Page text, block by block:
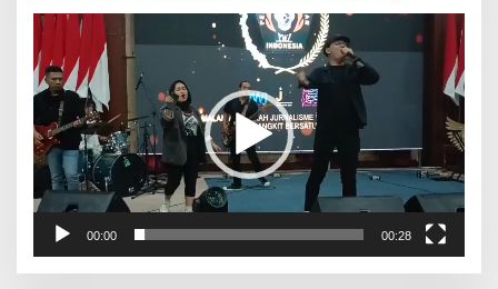
Pemutar
Video
00:00 00:28